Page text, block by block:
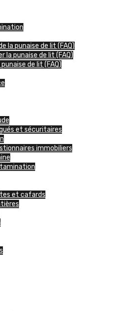
la punaise de lit (FAQ)
la punaise de lit (FAQ)
de lit (FAQ)
et sécuritaires
immobiliers
et cafards